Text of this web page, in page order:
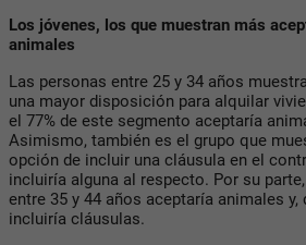
Los jóvenes, los que muestran más
animales
Las personas entre 25 y 34 años
una mayor disposición para alquilar
el 77% de este segmento aceptaría
Asimismo, también es el grupo que
opción de incluir una cláusula en el
incluiría alguna al respecto. Por su
entre 35 y 44 años aceptaría animales y,
incluiría cláusulas.